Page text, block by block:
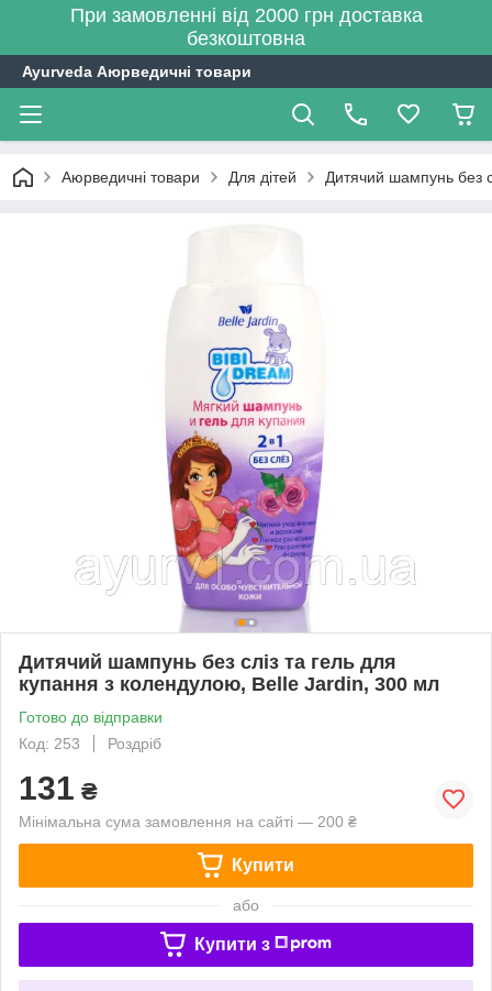
При замовленні від 2000 грн доставка
безкоштовна
Ayurveda Аюрведичні товари
Аюрведичні товари Для дітей Дитячий шампунь без
Дитячий шампунь без сліз та гель для
купання з колендулою, Belle Jardin, 300 мл
Готово до відправки
Код: 253
Роздріб
131 ₴
Мінімальна сума замовлення на сайті — 200 ₴
Купити
або
Купити з